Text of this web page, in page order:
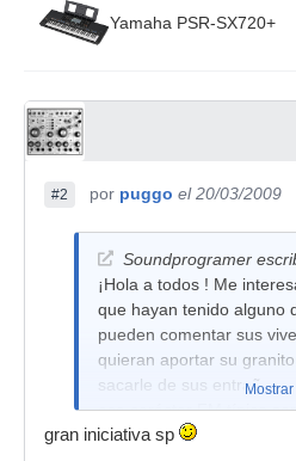
Yamaha PSR-SX720+
#2 por puggo el 20/03/2009
Soundprogramer
¡Hola a todos ! Me
que hayan tenido alguno
pueden comentar sus
quieran aportar su
sacarle de sus entrañas
ese carácter FM típico
entrada os digo que si es
gran iniciativa sp